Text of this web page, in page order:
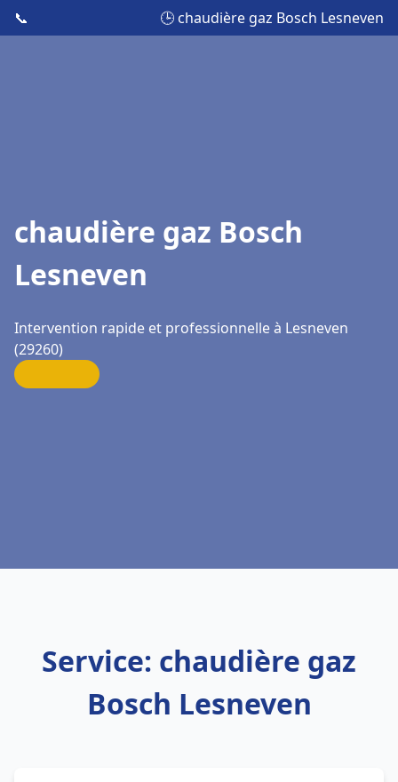
📞 🕒 chaudière gaz Bosch Lesneven
chaudière gaz Bosch
Lesneven
Intervention rapide et professionnelle à Lesneven
(29260)
Service: chaudière gaz
Bosch Lesneven